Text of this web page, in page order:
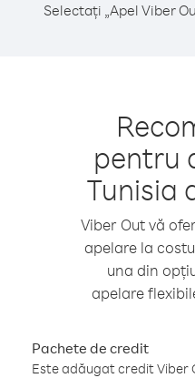
Selectați „Apel Viber
pentru
Tunisia
Viber Out vă
apelare la
una din
apelare
Pachete de credit
Este adăugat credit Viber